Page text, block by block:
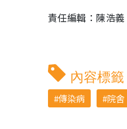
責任編輯：陳浩義
內容標籤
傳染病 院舍